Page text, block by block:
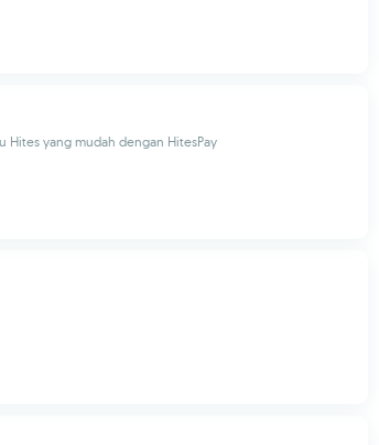
Hites yang mudah dengan HitesPay